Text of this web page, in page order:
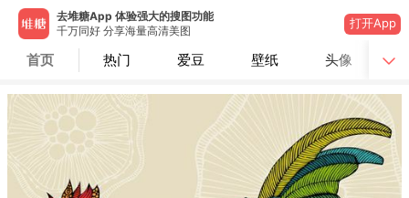
去堆糖App 体验强大的搜图功能
千万同好 分享海量高清美图
打开App
首页 热门 爱豆 壁纸 头像